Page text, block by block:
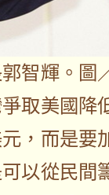
智輝。圖
取美國降
，而是要
以從民間